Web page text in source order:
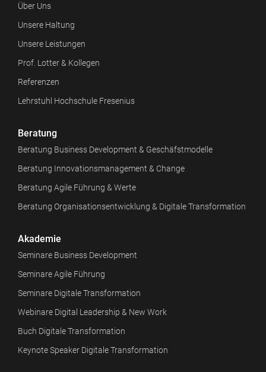
Über Uns
Unsere Haltung
Unsere Leistungen
Prof. Lotter & Kollegen
Referenzen
Lehrstuhl Hochschule Fresenius
Beratung
Beratung Business Development & Geschäfstmodelle
Beratung Innovationsmanagement & Change
Beratung Agile Führung & Werte
Beratung Organisationsentwicklung & Digitale Transformation
Akademie
Seminare Business Development
Seminare Agile Führung
Seminare Digitale Transformation
Webinare Digital Leadership & New Work
Buch Digitale Transformation
Keynote Speaker Digitale Transformation